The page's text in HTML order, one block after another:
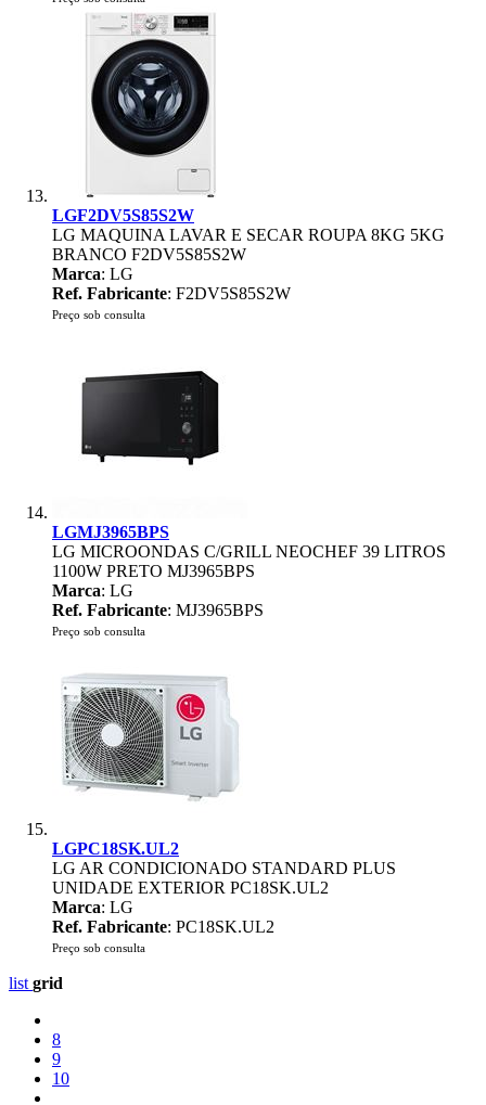
LGF2DV5S85S2W
LG MAQUINA LAVAR E SECAR ROUPA 8KG 5KG
BRANCO F2DV5S85S2W
Marca: LG
Ref. Fabricante: F2DV5S85S2W
Preço sob consulta
LGMJ3965BPS
LG MICROONDAS C/GRILL NEOCHEF 39 LITROS
1100W PRETO MJ3965BPS
Marca: LG
Ref. Fabricante: MJ3965BPS
Preço sob consulta
LGPC18SK.UL2
LG AR CONDICIONADO STANDARD PLUS
UNIDADE EXTERIOR PC18SK.UL2
Marca: LG
Ref. Fabricante: PC18SK.UL2
Preço sob consulta
list grid
8
9
10